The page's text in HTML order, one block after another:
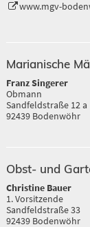
www.mgv-
Marianische
Franz Singerer
Obmann
Sandfeldstraße 12 a
92439 Bodenwöhr
Obst- und
Christine Bauer
1. Vorsitzende
Sandfeldstraße 33
92439 Bodenwöhr